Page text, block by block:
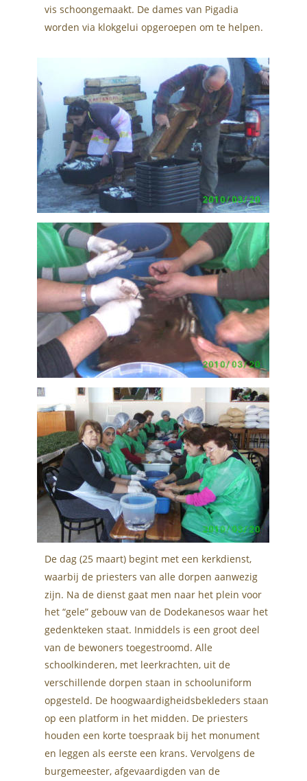
vis schoongemaakt. De dames van Pigadia
worden via klokgelui opgeroepen om te helpen.
De dag (25 maart) begint met een kerkdienst,
waarbij de priesters van alle dorpen aanwezig
zijn. Na de dienst gaat men naar het plein voor
het “gele” gebouw van de Dodekanesos waar het
gedenkteken staat. Inmiddels is een groot deel
van de bewoners toegestroomd. Alle
schoolkinderen, met leerkrachten, uit de
verschillende dorpen staan in schooluniform
opgesteld. De hoogwaardigheidsbekleders staan
op een platform in het midden. De priesters
houden een korte toespraak bij het monument
en leggen als eerste een krans. Vervolgens de
burgemeester, afgevaardigden van de